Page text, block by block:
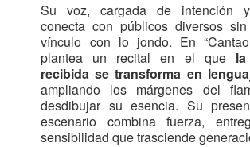
Su voz, cargada de intención y
conecta con públicos diversos
vínculo con lo jondo. En
plantea un recital en el quela
recibida se transforma en
ampliando los márgenes del
desdibujar su esencia. Su
escenario combina fuerza,
sensibilidad que trasciende